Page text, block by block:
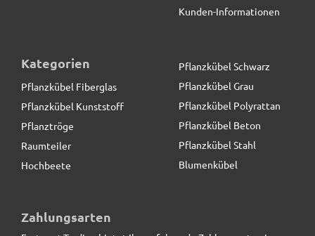
Kunden-Informationen
Kategorien
Pflanzkübel Fiberglas
Pflanzkübel Kunststoff
Pflanztröge
Raumteiler
Hochbeete
Pflanzkübel Schwarz
Pflanzkübel Grau
Pflanzkübel Polyrattan
Pflanzkübel Beton
Pflanzkübel Stahl
Blumenkübel
Zahlungsarten